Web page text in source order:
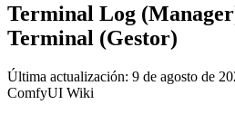
Terminal Log
Terminal (Gestor)
Última actualización: 9 de agosto de
ComfyUI Wiki